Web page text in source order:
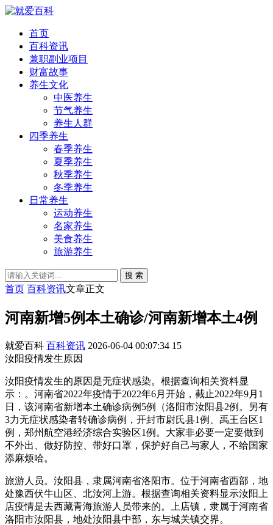
首页
百科资讯
兼职副业项目
财富故事
养生文化
中医养生
节气养生
养生人群
四季养生
春季养生
夏季养生
秋季养生
冬季养生
日常养生
运动养生
名家养生
美食养生
旅游养生
搜 索
首页 百科资讯文章正文
河南新增5例本土确诊/河南新增本土4例
就爱百科 百科资讯 2026-06-04 00:07:34 15
汝阳疫情发生原因
汝阳疫情发生的原因是无症状感染。根据查询相关资料显
示：。河南省2022年疫情于2022年6月开始，截止2022年9月1
日，该河南省新增本土确诊病例5例（洛阳市汝阳县2例。另有
3力无症状感染者转确诊病例，开封市尉氏县1例、禹王台区1
例，郑州航空港经济综合实验区1例。大家非必要一定要做到
不外出、做好防控、带好口罩，保护好自己与家人，不给国家
添麻烦哈。
旅游人员。汝阳县，隶属河南省洛阳市。位于河南省西部，地
处豫西伏牛山区、北汝河上游。根据查询相关资料显示汝阳上
店疫情是去西藏青海旅游人员带来的。上店镇，隶属于河南省
洛阳市汝阳县，地处汝阳县中部，东与城关镇交界。